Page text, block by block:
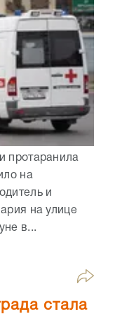
протаранила
на
и
на улице
в...
стала